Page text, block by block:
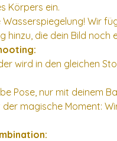
Körpers ein.
Wasserspiegelung! Wir
hinzu, die dein Bild noch
wird in den gleichen
Pose, nur mit deinem
magische Moment: